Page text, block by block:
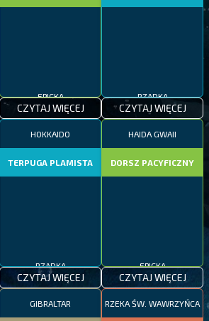
CZYTAJ WIĘCEJ CZYTAJ WIĘCEJ
HOKKAIDO
TERPUGA PLAMISTA
CZYTAJ WIĘCEJ
HAIDA GWAII
DORSZ PACYFICZNY
CZYTAJ WIĘCEJ
GIBRALTAR RZEKA ŚW. WAWRZYŃCA